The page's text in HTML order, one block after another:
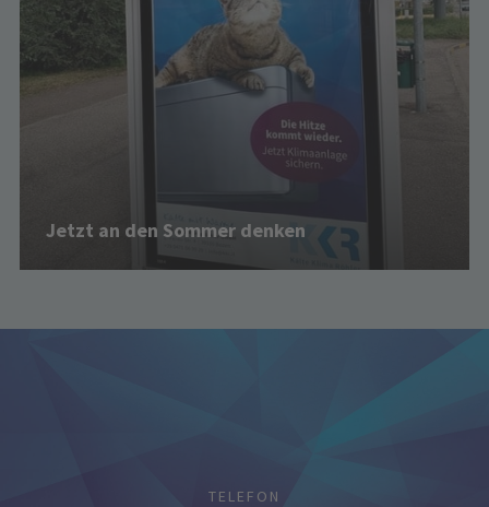
Jetzt an den Sommer denken
TELEFON